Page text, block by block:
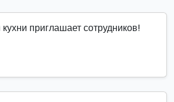
приглашает сотрудников!